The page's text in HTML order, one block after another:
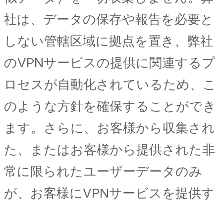
社は、データの保存や報告を必要と
しない管轄区域に拠点を置き、弊社
のVPNサービスの提供に関連するプ
ロセスが自動化されているため、こ
のような方針を確保することができ
ます。さらに、お客様から収集され
た、またはお客様から提供された非
常に限られたユーザーデータのみ
が、お客様にVPNサービスを提供す